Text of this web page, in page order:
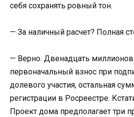
себя сохранять ровный тон.
— За наличный расчет? Полная
— Верно. Двенадцать
первоначальный взнос при
долевого участия, остальная
регистрации в Росреестре.
Проект дома предполагает три